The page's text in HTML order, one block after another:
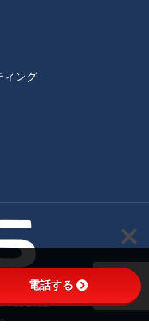
ィング
2022
電話する